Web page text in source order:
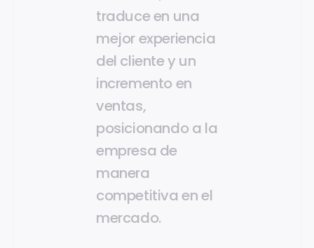
traduce en una
mejor experiencia
del cliente y un
incremento en
ventas,
posicionando a la
empresa de
manera
competitiva en el
mercado.